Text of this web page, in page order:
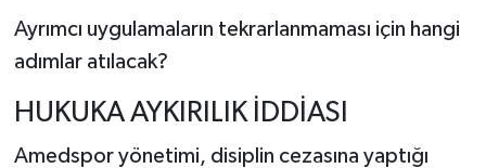
Ayrımcı uygulamaların tekrarlanmaması için hangi
adımlar atılacak?
HUKUKA AYKIRILIK İDDİASI
Amedspor yönetimi, disiplin cezasına yaptığı